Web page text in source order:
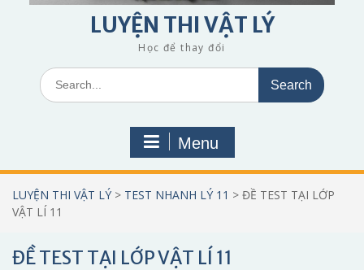
LUYỆN THI VẬT LÝ
Học để thay đổi
Search
for:
Menu
LUYỆN THI VẬT LÝ > TEST NHANH LÝ 11 > ĐỀ TEST TẠI LỚP
VẬT LÍ 11
ĐỀ TEST TẠI LỚP VẬT LÍ 11